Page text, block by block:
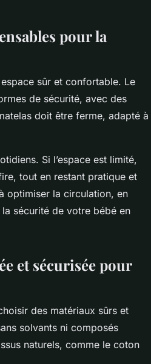
pour la
sûr et confortable. Le
de sécurité, avec des
doit être ferme, adapté à
Si l’espace est limité,
tout en restant pratique et
optimiser la circulation, en
sécurité de votre bébé en
et sécurisée pour
des matériaux sûrs et
solvants ni composés
naturels, comme le coton